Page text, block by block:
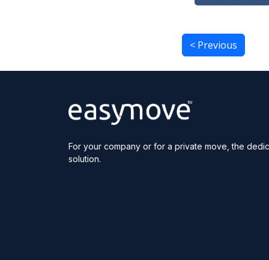
< Previous
For your company or for a private move, the
solution.